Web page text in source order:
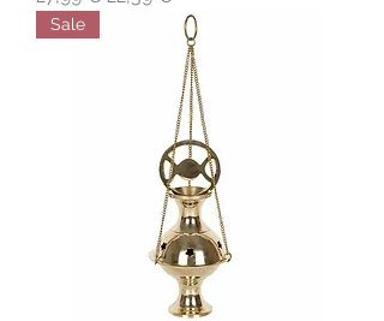
Sale